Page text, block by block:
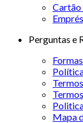
Cartão
Perguntas e
Mapa